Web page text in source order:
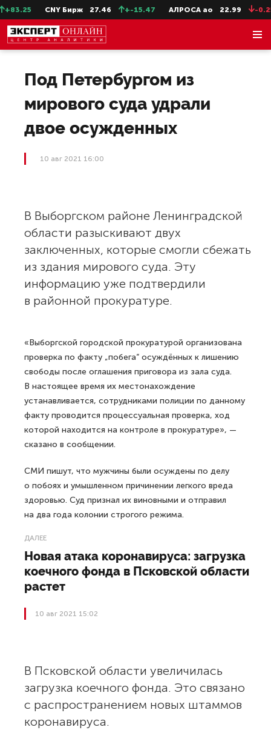
CNY Бирж 27.46 +-15.47 АЛРОСА ао 22.99 -0.25
Под Петербургом из
мирового суда удрали
двое осужденных
10 авг 2021 16:00
В Выборгском районе Ленинградской
области разыскивают двух
заключенных, которые смогли сбежать
из здания мирового суда. Эту
информацию уже подтвердили
в районной прокуратуре.
«Выборгской городской прокуратурой организована
проверка по факту „побега“ осуждённых к лишению
свободы после оглашения приговора из зала суда.
В настоящее время их местонахождение
устанавливается, сотрудниками полиции по данному
факту проводится процессуальная проверка, ход
которой находится на контроле в прокуратуре», —
сказано в сообщении.
СМИ пишут, что мужчины были осуждены по делу
о побоях и умышленном причинении легкого вреда
здоровью. Суд признал их виновными и отправил
на два года колонии строгого режима.
ДАЛЕЕ
Новая атака коронавируса: загрузка
коечного фонда в Псковской области
растет
10 авг 2021 15:02
В Псковской области увеличилась
загрузка коечного фонда. Это связано
с распространением новых штаммов
коронавируса.